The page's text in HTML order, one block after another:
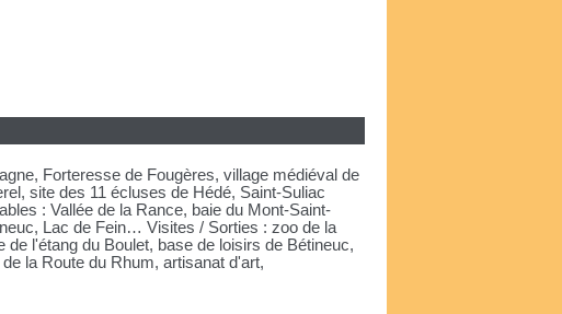
Forteresse de Fougères, village médiéval de
site des 11 écluses de Hédé, Saint-Suliac
: Vallée de la Rance, baie du Mont-Saint-
Lac de Fein… Visites / Sorties : zoo de la
l'étang du Boulet, base de loisirs de Bétineuc,
la Route du Rhum, artisanat d'art,